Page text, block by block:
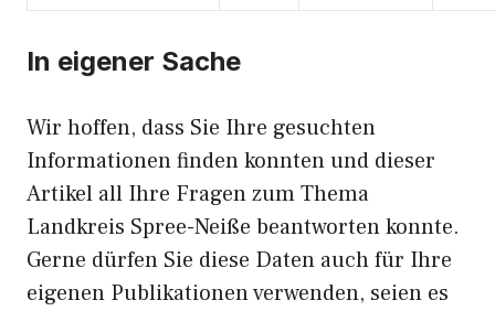
In eigener Sache
Wir hoffen, dass Sie Ihre gesuchten
Informationen finden konnten und dieser
Artikel all Ihre Fragen zum Thema
Landkreis Spree-Neiße beantworten konnte.
Gerne dürfen Sie diese Daten auch für Ihre
eigenen Publikationen verwenden, seien es